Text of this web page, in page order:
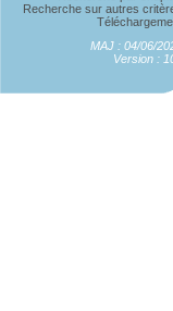
Recherche sur autres
MAJ : 04/06/
Version :